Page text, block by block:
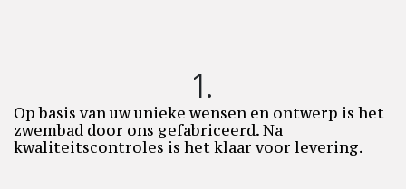
1.​
Op basis van uw unieke wensen en ontwerp is het
zwembad door ons gefabriceerd. Na
kwaliteitscontroles is het klaar voor levering.